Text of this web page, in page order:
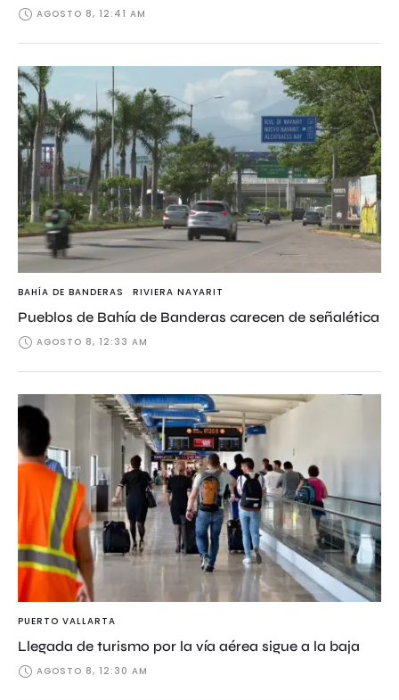
AGOSTO 8, 12:41 AM
BAHÍA DE BANDERAS RIVIERA NAYARIT
Pueblos de Bahía de Banderas carecen de señalética
AGOSTO 8, 12:33 AM
PUERTO VALLARTA
Llegada de turismo por la vía aérea sigue a la baja
AGOSTO 8, 12:30 AM